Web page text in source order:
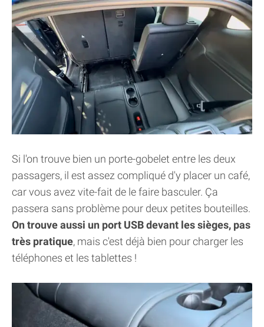
Si l'on trouve bien un porte-gobelet entre les deux
passagers, il est assez compliqué d'y placer un café,
car vous avez vite-fait de le faire basculer. Ça
passera sans problème pour deux petites bouteilles.
On trouve aussi un port USB devant les sièges, pas
très pratique, mais c'est déjà bien pour charger les
téléphones et les tablettes !